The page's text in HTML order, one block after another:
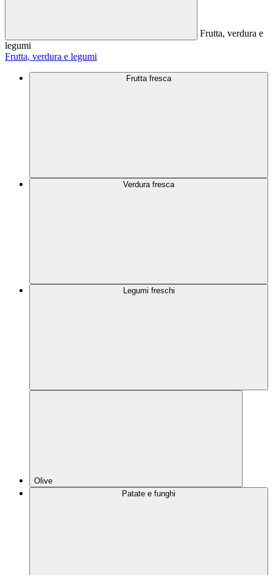
Frutta, verdura e
legumi
Frutta, verdura e legumi
Frutta fresca
Verdura fresca
Legumi freschi
Olive
Patate e funghi